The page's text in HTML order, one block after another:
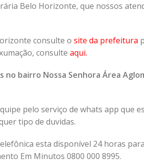
Belo Horizonte, que nossos
consulte o site da prefeitura
consulte aqui.
bairro Nossa Senhora Área
pelo serviço de whats app que
tipo de duvidas.
esta disponível 24 horas
Em Minutos 0800 000 8995.